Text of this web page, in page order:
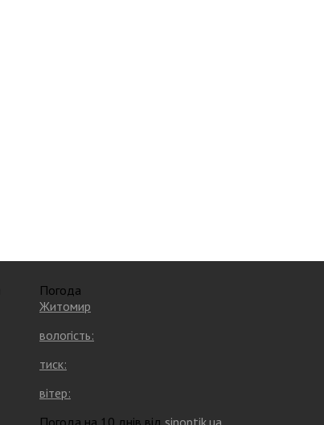
Погода
Житомир
вологість:
тиск:
вітер:
Погода на 10 днів від sinoptik.ua